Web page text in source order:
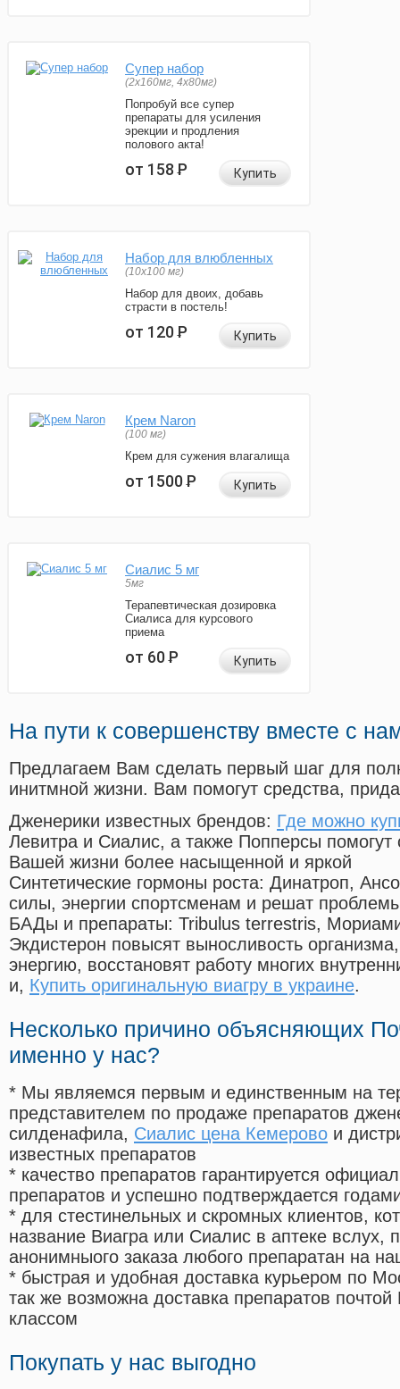
Супер набор
(2х160мг, 4х80мг)
Попробуй все супер
препараты для усиления
эрекции и продления
полового акта!
от 158Р Купить
Набор для влюбленных
(10х100 мг)
Набор для двоих, добавь
страсти в постель!
от 120Р Купить
Крем Naron
(100 мг)
Крем для сужения влагалища
от 1500Р Купить
Сиалис 5 мг
5мг
Терапевтическая дозировка
Сиалиса для курсового
приема
от 60Р Купить
На пути к совершенству вместе с
Предлагаем Вам сделать первый шаг для
инитмной жизни. Вам помогут средства,
Дженерики известных брендов: Где можно
Левитра и Сиалис, а также Попперсы помогут
Вашей жизни более насыщенной и яркой
Синтетические гормоны роста: Динатроп,
силы, энергии спортсменам и решат
БАДы и препараты: Tribulus terrestris,
Экдистерон повысят выносливость
энергию, восстановят работу многих
и, Купить оригинальную виагру в украине.
Несколько причино объясняющих
именно у нас?
* Мы являемся первым и единственным на
представителем по продаже препаратов
силденафила, Сиалис цена Кемерово и
известных препаратов
* качество препаратов гарантируется
препаратов и успешно подтверждается
* для стестинельных и скромных клиентов,
название Виагра или Сиалис в аптеке вслух,
анонимныого заказа любого препаратан на
* быстрая и удобная доставка курьером по
так же возможна доставка препаратов
классом
Покупать у нас выгодно